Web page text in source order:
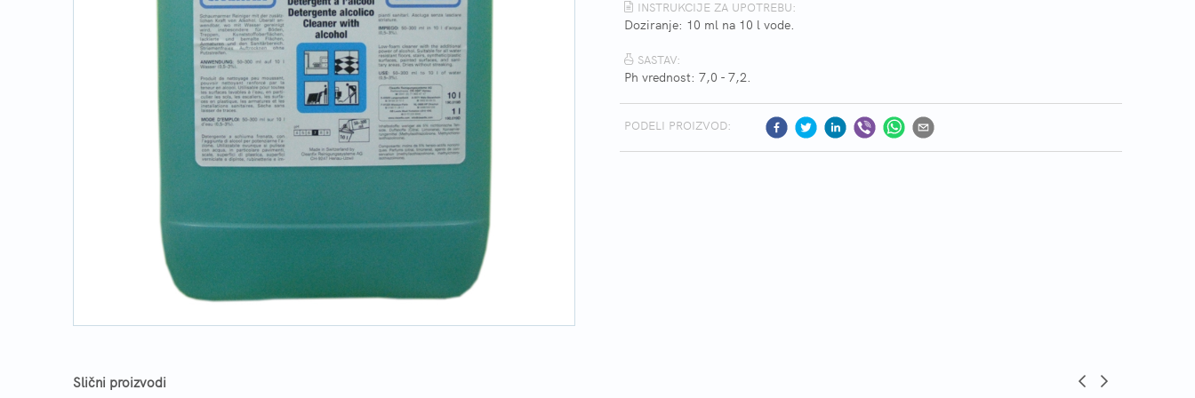
INSTRUKCIJE ZA UPOTREBU:
Doziranje: 10 ml na 10 l vode.
SASTAV:
Ph vrednost: 7,0 - 7,2.
PODELI PROIZVOD:
Slični proizvodi